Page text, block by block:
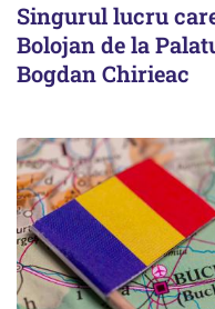
Singurul lucru
Bolojan de la
Bogdan Chirieac